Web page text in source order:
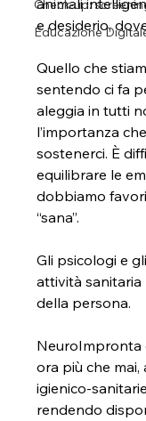
Check-up:
Educazione
animali
e desiderio,
Quello che
sentendo ci fa
aleggia in tutti
l’importanza
sostenerci. È
equilibrare le
dobbiamo
“sana”.
Gli psicologi e
attività
della persona.
NeuroImpronta
ora più che
igienico-
rendendo